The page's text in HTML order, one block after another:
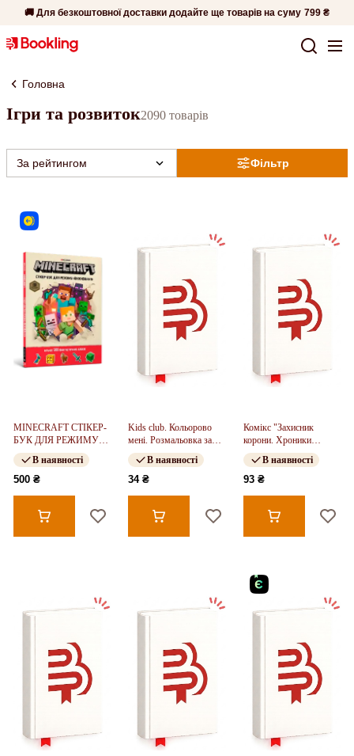
🚚 Для безкоштовної доставки додайте ще товарів на суму 799 ₴
Головна
Ігри та розвиток2090 товарів
Фільтр
За рейтингом
MINECRAFT СТІКЕР-
БУК ДЛЯ РЕЖИМУ
«ВИЖИВАННЯ»
В наявності
500 ₴
Kids club. Кольорово
мені. Розмальовка за
цифрами (укр)
В наявності
34 ₴
Комікс "Захисник
корони. Хроники
Невмерлої"
В наявності
93 ₴